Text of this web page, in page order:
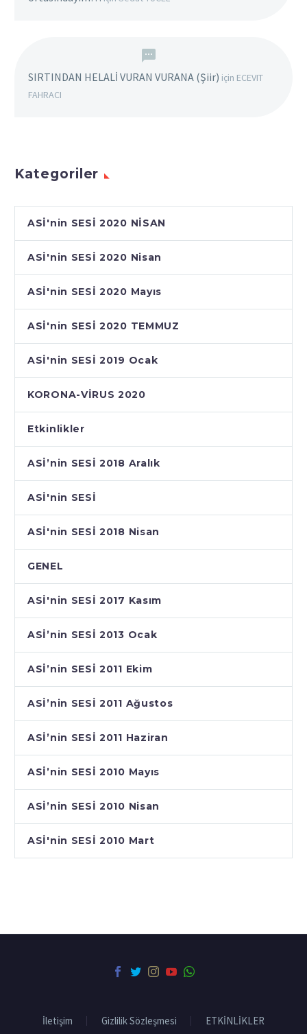
SIRTINDAN HELALİ VURAN VURANA (Şiir) için ECEVIT
FAHRACI
Kategoriler
ASİ'nin SESİ 2020 NİSAN
ASİ'nin SESİ 2020 Nisan
ASİ'nin SESİ 2020 Mayıs
ASİ'nin SESİ 2020 TEMMUZ
ASİ'nin SESİ 2019 Ocak
KORONA-VİRUS 2020
Etkinlikler
ASİ’nin SESİ 2018 Aralık
ASİ'nin SESİ
ASİ'nin SESİ 2018 Nisan
GENEL
ASİ'nin SESİ 2017 Kasım
ASİ’nin SESİ 2013 Ocak
ASİ’nin SESİ 2011 Ekim
ASİ’nin SESİ 2011 Ağustos
ASİ’nin SESİ 2011 Haziran
ASİ’nin SESİ 2010 Mayıs
ASİ’nin SESİ 2010 Nisan
ASİ'nin SESİ 2010 Mart
İletişim Gizlilik Sözleşmesi ETKİNLİKLER